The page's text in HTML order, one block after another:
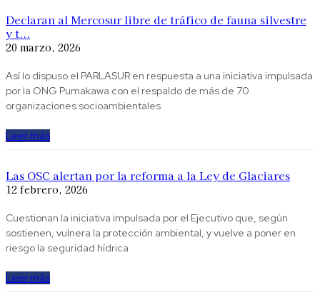
Declaran al Mercosur libre de tráfico de fauna silvestre
y t...
20 marzo, 2026
Así lo dispuso el PARLASUR en respuesta a una iniciativa impulsada
por la ONG Pumakawa con el respaldo de más de 70
organizaciones socioambientales
Leer más
Las OSC alertan por la reforma a la Ley de Glaciares
12 febrero, 2026
Cuestionan la iniciativa impulsada por el Ejecutivo que, según
sostienen, vulnera la protección ambiental, y vuelve a poner en
riesgo la seguridad hídrica
Leer más